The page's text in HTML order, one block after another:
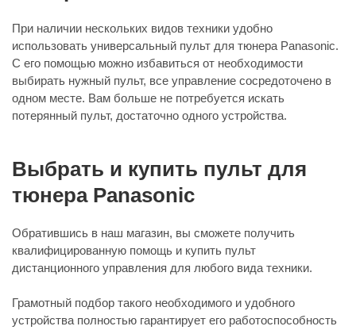
При наличии нескольких видов техники удобно
использовать универсальный пульт для тюнера Panasonic.
С его помощью можно избавиться от необходимости
выбирать нужный пульт, все управление сосредоточено в
одном месте. Вам больше не потребуется искать
потерянный пульт, достаточно одного устройства.
Выбрать и купить пульт для
тюнера Panasonic
Обратившись в наш магазин, вы сможете получить
квалифицированную помощь и купить пульт
дистанционного управления для любого вида техники.
Грамотный подбор такого необходимого и удобного
устройства полностью гарантирует его работоспособность